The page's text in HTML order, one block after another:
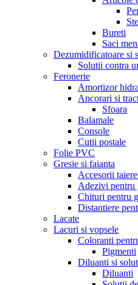
Bureti
Saci
Dezumidificatoare si
Solutii contra
Feronerie
Amortizor
Ancorari si
Sfoara
Balamale
Console
Cutii postale
Folie PVC
Gresie si faianta
Accesorii
Adezivi pentru
Chituri pentru
Distantiere
Lacate
Lacuri si vopsele
Coloranti
Pigmenti
Diluanti si
Diluanti